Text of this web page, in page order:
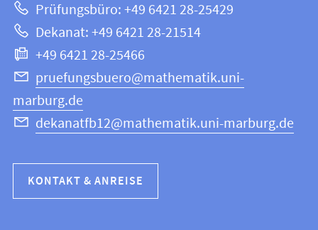
Website
und
Informatik
Prüfungsbüro: +49 6421 28-25429
Dekanat: +49 6421 28-21514
+49 6421 28-25466
pruefungsbuero@mathematik.uni-
marburg.de
dekanatfb12@mathematik.uni-marburg.de
KONTAKT & ANREISE